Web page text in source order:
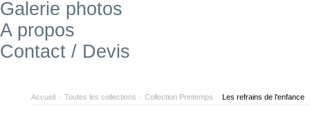
Galerie photos
A propos
Contact / Devis
Accueil Toutes les collections Collection Printemps Les refrains de l'enfance